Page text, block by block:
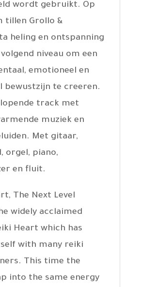
wordt gebruikt. Op
tillen Grollo &
heling en ontspanning
niveau om een
emotioneel en
bewustzijn te creeren.
track met
muziek en
Met gitaar,
orgel, piano,
en fluit.
The Next Level
widely acclaimed
Heart which has
with many reiki
This time the
into the same energy